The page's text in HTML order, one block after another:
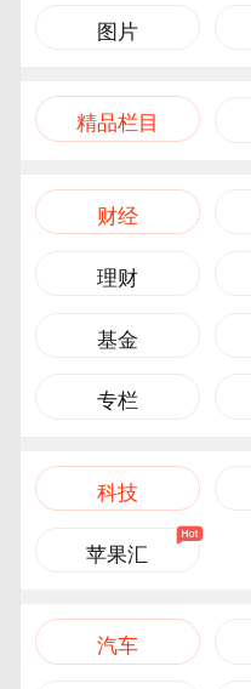
图片
精品栏目
财经
理财
基金
专栏
科技
苹果汇
汽车